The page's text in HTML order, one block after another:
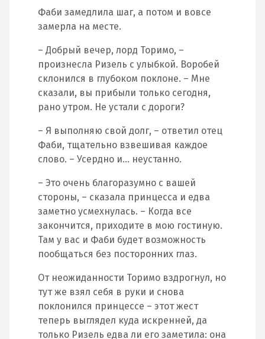
Фаби замедлила шаг, а потом и вовсе
замерла на месте.
– Добрый вечер, лорд Торимо, –
произнесла Ризель с улыбкой. Воробей
склонился в глубоком поклоне. – Мне
сказали, вы прибыли только сегодня,
рано утром. Не устали с дороги?
– Я выполняю свой долг, – ответил отец
Фаби, тщательно взвешивая каждое
слово. – Усердно и… неустанно.
– Это очень благоразумно с вашей
стороны, – сказала принцесса и едва
заметно усмехнулась. – Когда все
закончится, приходите в мою гостиную.
Там у вас и Фаби будет возможность
пообщаться без посторонних глаз.
От неожиданности Торимо вздрогнул, но
тут же взял себя в руки и снова
поклонился принцессе – этот жест
теперь выглядел куда искренней, да
только Ризель едва ли его заметила: она